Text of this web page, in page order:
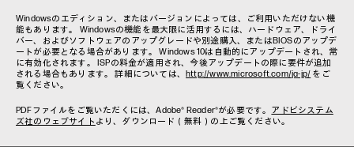
Windowsのエディション、またはバージョンによっては、ご利用いただけない機
能もあります。 Windowsの機能を最大限に活用するには、ハードウェア、ドライ
バー、およびソフトウェアのアップグレードや別途購入、またはBIOSのアップデ
ートが必要となる場合があります。 Windows 10は自動的にアップデートされ、常
に有効化されます。 ISPの料金が適用され、今後アップデートの際に要件が追加
される場合もあります。 詳細については、 http://www.microsoft.com/ja-jp/ をご
覧ください。
PDFファイルをご覧いただくには、Adobe® Reader®が必要です。 アドビシステム
ズ社のウェブサイト より、ダウンロード（無料）の上ご覧ください。